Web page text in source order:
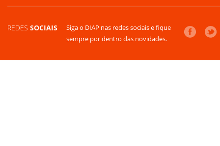
REDES SOCIAIS
Siga o DIAP nas redes sociais e fique
sempre por dentro das novidades.